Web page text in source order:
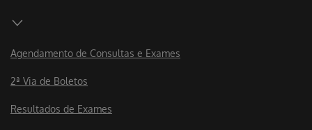
Agendamento de Consultas e Exames
2ª Via de Boletos
Resultados de Exames